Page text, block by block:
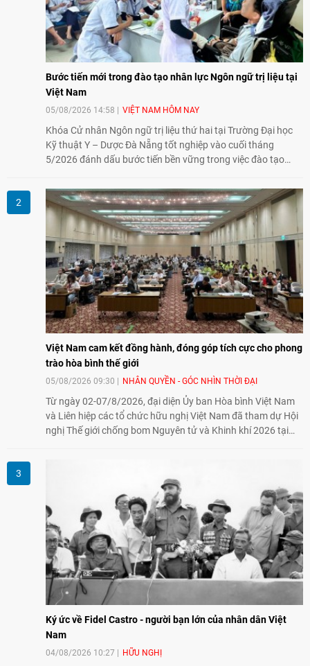
Bước tiến mới trong đào tạo nhân lực Ngôn ngữ trị liệu tại
Việt Nam
05/08/2026 14:58 VIỆT NAM HÔM NAY
Khóa Cử nhân Ngôn ngữ trị liệu thứ hai tại Trường Đại học
Kỹ thuật Y – Dược Đà Nẵng tốt nghiệp vào cuối tháng
5/2026 đánh dấu bước tiến bền vững trong việc đào tạo
tại Việt Nam.
Việt Nam cam kết đồng hành, đóng góp tích cực cho phong
trào hòa bình thế giới
05/08/2026 09:30 NHÂN QUYỀN - GÓC NHÌN THỜI ĐẠI
Từ ngày 02-07/8/2026, đại diện Ủy ban Hòa bình Việt Nam
và Liên hiệp các tổ chức hữu nghị Việt Nam đã tham dự Hội
nghị Thế giới chống bom Nguyên tử và Khinh khí 2026 tại
Ký ức về Fidel Castro - người bạn lớn của nhân dân Việt
Nam
04/08/2026 10:27 HỮU NGHỊ